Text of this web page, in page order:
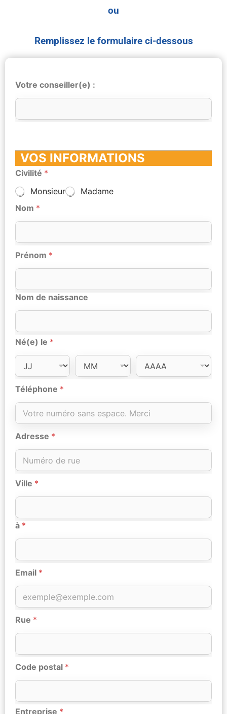
ou
Remplissez le formulaire ci-dessous
Votre conseiller(e) :
VOS INFORMATIONS
Civilité *
Monsieur
Madame
Nom *
Prénom *
Nom de naissance
Né(e) le *
Téléphone *
Adresse *
Ville *
à *
Email *
Rue *
Code postal *
Entreprise *